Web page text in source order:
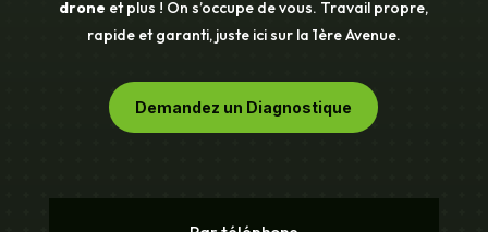
drone et plus ! On s’occupe de vous. Travail propre,
rapide et garanti, juste ici sur la 1ère Avenue.
Demandez un Diagnostique